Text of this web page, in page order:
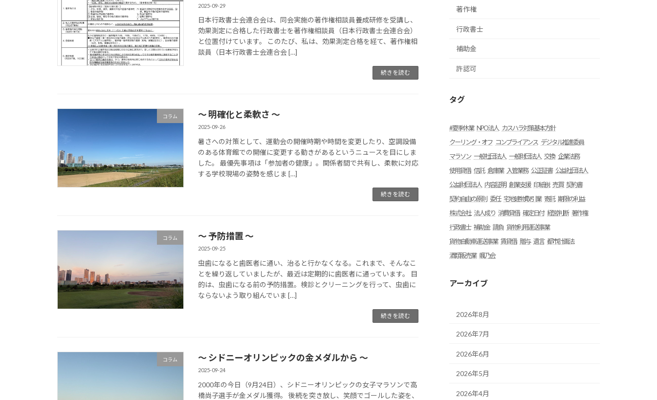
2025-09-29
日本行政書士会連合会は、同会実施の著作権相談員養成研修を受講し、
効果測定に合格した行政書士を著作権相談員（日本行政書士会連合会）
と位置付けています。 このたび、私は、効果測定合格を経て、著作権相
談員（日本行政書士会連合会 […]
続きを読む
コラム 〜 明確化と柔軟さ 〜
2025-09-26
暑さへの対策として、運動会の開催時期や時間を変更したり、空調設備
のある体育館での開催に変更する動きがあるというニュースを目にしま
した。 最優先事項は「参加者の健康」。関係者間で共有し、柔軟に対応
する学校現場の姿勢を感じま […]
続きを読む
コラム 〜 予防措置 〜
2025-09-25
虫歯になると歯医者に通い、治ると行かなくなる。これまで、そんなこ
とを繰り返していましたが、最近は定期的に歯医者に通っています。 目
的は、虫歯になる前の予防措置。検診とクリーニングを行って、虫歯に
ならないよう取り組んでいま […]
続きを読む
コラム 〜 シドニーオリンピックの金メダルから 〜
2025-09-24
2000年の今日（9月24日）、シドニーオリンピックの女子マラソンで高
橋尚子選手が金メダル獲得。 後続を突き放し、笑顔でゴールした姿を、
著作権
行政書士
補助金
許認可
タグ
#夏季休業 NPO法人 カスハラ対策基本方針
クーリング・オフ コンプライアンス デジタル推進委員
マラソン 一般社団法人 一般財団法人 交換 企業法務
使用貸借 信託 倉庫業 入管業務 公正証書 公益社団法人
公益財団法人 内容証明 創業支援 印紙税 売買 契約書
契約自由の原則 委任 宅地建物取引業 寄託 期限の利益
株式会社 法人成り 消費貸借 確定日付 経営判断 著作権
行政書士 補助金 請負 貨物利用運送事業
貨物自動車運送事業 賃貸借 贈与 遺言 都市計画法
酒類販売業 颯乃会
アーカイブ
2026年8月
2026年7月
2026年6月
2026年5月
2026年4月